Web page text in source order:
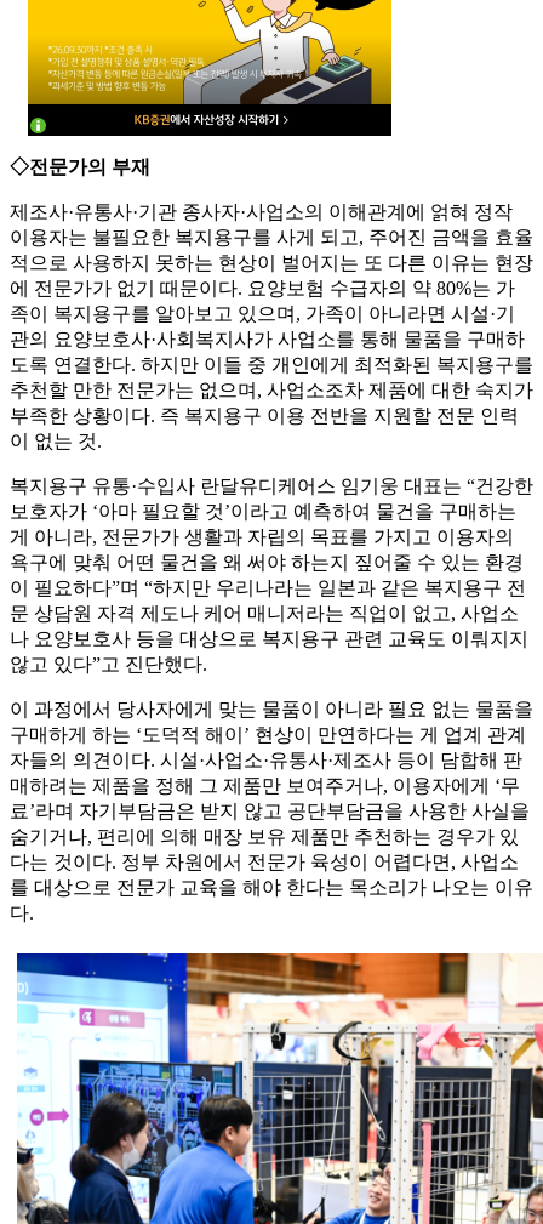
◇전문가의 부재
제조사·유통사·기관 종사자·사업소의 이해관계에 얽혀 정작
이용자는 불필요한 복지용구를 사게 되고, 주어진 금액을 효율
적으로 사용하지 못하는 현상이 벌어지는 또 다른 이유는 현장
에 전문가가 없기 때문이다. 요양보험 수급자의 약 80%는 가
족이 복지용구를 알아보고 있으며, 가족이 아니라면 시설·기
관의 요양보호사·사회복지사가 사업소를 통해 물품을 구매하
도록 연결한다. 하지만 이들 중 개인에게 최적화된 복지용구를
추천할 만한 전문가는 없으며, 사업소조차 제품에 대한 숙지가
부족한 상황이다. 즉 복지용구 이용 전반을 지원할 전문 인력
이 없는 것.
복지용구 유통·수입사 란달유디케어스 임기웅 대표는 “건강한
보호자가 ‘아마 필요할 것’이라고 예측하여 물건을 구매하는
게 아니라, 전문가가 생활과 자립의 목표를 가지고 이용자의
욕구에 맞춰 어떤 물건을 왜 써야 하는지 짚어줄 수 있는 환경
이 필요하다”며 “하지만 우리나라는 일본과 같은 복지용구 전
문 상담원 자격 제도나 케어 매니저라는 직업이 없고, 사업소
나 요양보호사 등을 대상으로 복지용구 관련 교육도 이뤄지지
않고 있다”고 진단했다.
이 과정에서 당사자에게 맞는 물품이 아니라 필요 없는 물품을
구매하게 하는 ‘도덕적 해이’ 현상이 만연하다는 게 업계 관계
자들의 의견이다. 시설·사업소·유통사·제조사 등이 담합해 판
매하려는 제품을 정해 그 제품만 보여주거나, 이용자에게 ‘무
료’라며 자기부담금은 받지 않고 공단부담금을 사용한 사실을
숨기거나, 편리에 의해 매장 보유 제품만 추천하는 경우가 있
다는 것이다. 정부 차원에서 전문가 육성이 어렵다면, 사업소
를 대상으로 전문가 교육을 해야 한다는 목소리가 나오는 이유
다.